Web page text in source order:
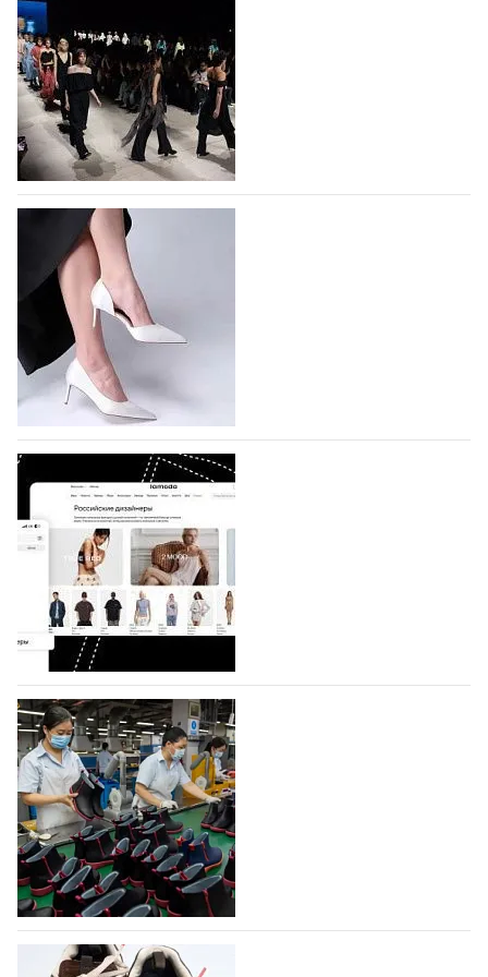
На участие в Московской неделе моды
подано 1047 заявок
На участие в седьмой Московской неделе моды,
которая пройдет в российской столице с 26 сентября
по 1 октября, уже подано 1047 заявок. Примерно
половину из них (494) прислали дизайнеры,
коллекции которых не были представлены в…
07.08.2026 708
BALLINA представит свои новинки на Euro
Shoes
Компания BALLINA Guangzhou Lihuang Footwear
Co., Ltd., основанная в 2011 году и расположенная в
Гуанчжоу, столице моды Китая, является
профессиональной обувной компанией,
объединяющей разработку, производство и…
07.08.2026 569
На платформе Lamoda - новый раздел и
условия продвижения локальных
дизайнерских марок
Российский маркетплейс Lamoda решил обновить
раздел для продажи продукции локальных
дизайнерских марок одежды, обуви и аксессуаров.
Бренды также получат маркетинговую…
06.08.2026 750
Объем мирового производства обуви в